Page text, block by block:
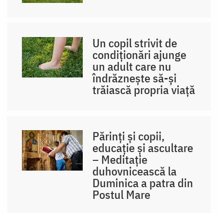
Un copil strivit de
condiționări ajunge
un adult care nu
îndrăznește să-și
trăiască propria viață
Părinți și copii,
educație și ascultare
– Meditație
duhovnicească la
Duminica a patra din
Postul Mare